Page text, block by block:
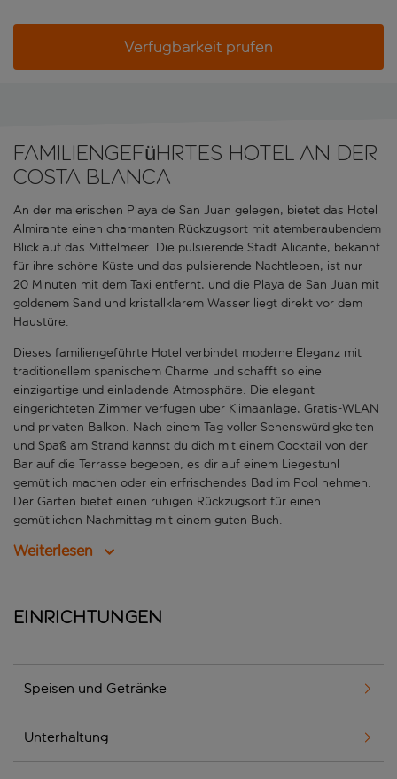
Verfügbarkeit prüfen
Familiengeführtes Hotel an der
Costa Blanca
An der malerischen Playa de San Juan gelegen, bietet das Hotel
Almirante einen charmanten Rückzugsort mit atemberaubendem
Blick auf das Mittelmeer. Die pulsierende Stadt Alicante, bekannt
für ihre schöne Küste und das pulsierende Nachtleben, ist nur
20 Minuten mit dem Taxi entfernt, und die Playa de San Juan mit
goldenem Sand und kristallklarem Wasser liegt direkt vor dem
Haustüre.
Dieses familiengeführte Hotel verbindet moderne Eleganz mit
traditionellem spanischem Charme und schafft so eine
einzigartige und einladende Atmosphäre. Die elegant
eingerichteten Zimmer verfügen über Klimaanlage, Gratis-WLAN
und privaten Balkon. Nach einem Tag voller Sehenswürdigkeiten
und Spaß am Strand kannst du dich mit einem Cocktail von der
Bar auf die Terrasse begeben, es dir auf einem Liegestuhl
gemütlich machen oder ein erfrischendes Bad im Pool nehmen.
Der Garten bietet einen ruhigen Rückzugsort für einen
gemütlichen Nachmittag mit einem guten Buch.
Weiterlesen
Einrichtungen
Speisen und Getränke
Unterhaltung